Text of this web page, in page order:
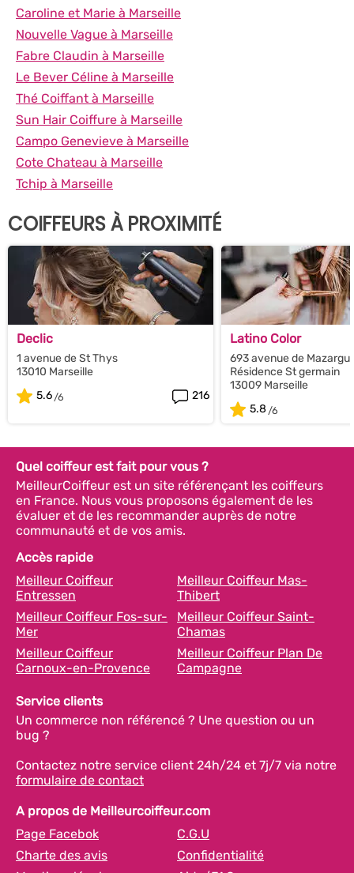
Caroline et Marie à Marseille
Nouvelle Vague à Marseille
Fabre Claudin à Marseille
Le Bever Céline à Marseille
Thé Coiffant à Marseille
Sun Hair Coiffure à Marseille
Campo Genevieve à Marseille
Cote Chateau à Marseille
Tchip à Marseille
COIFFEURS À PROXIMITÉ
Declic
1 avenue de St Thys
13010 Marseille
5.6
216
Latino Color
693 avenue de
Résidence St germain
13009 Marseille
5.8
Quel coiffeur est fait pour vous ?
MeilleurCoiffeur est un site référençant les coiffeurs
en France. Nous vous proposons également de les
évaluer et de les recommander auprès de notre
communauté et de vos amis.
Accès rapide
Meilleur Coiffeur
Entressen
Meilleur Coiffeur Mas-
Thibert
Meilleur Coiffeur Fos-sur-
Mer
Meilleur Coiffeur Saint-
Chamas
Meilleur Coiffeur
Carnoux-en-Provence
Meilleur Coiffeur Plan De
Campagne
Service clients
Un commerce non référencé ? Une question ou un
bug ?
Contactez notre service client 24h/24 et 7j/7 via notre
formulaire de contact
A propos de Meilleurcoiffeur.com
Page Facebok
C.G.U
Charte des avis
Confidentialité